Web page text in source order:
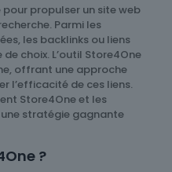
propulser un site web
Parmi les
les backlinks ou liens
choix. L’outil Store4One
offrant une approche
l’efficacité de ces liens.
Store4One et les
stratégie gagnante
?